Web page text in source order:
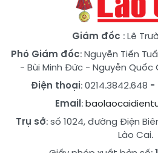
Giám đốc : Lê
Phó Giám đốc:Nguyễn Tiến
- Bùi Minh Đức- Nguyễn Quốc
Điện thoại: 0214.3842.648 -
Email:
Trụ sở: số 1024, đường Điện
Lào Cai.